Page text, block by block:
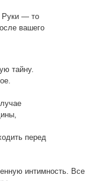
Руки — то
вашего
тайну.
перед
интимность. Все